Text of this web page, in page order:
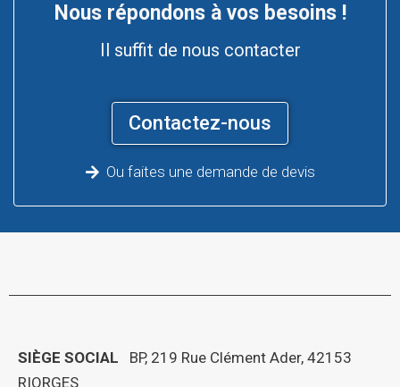
Nous répondons à vos besoins !
Il suffit de nous contacter
Contactez-nous
Ou faites une demande de devis
SIÈGE SOCIAL
BP, 219 Rue Clément Ader, 42153
RIORGES